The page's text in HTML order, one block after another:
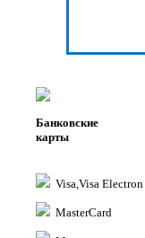
Банковские
карты
Visa,Visa Electron
MasterCard